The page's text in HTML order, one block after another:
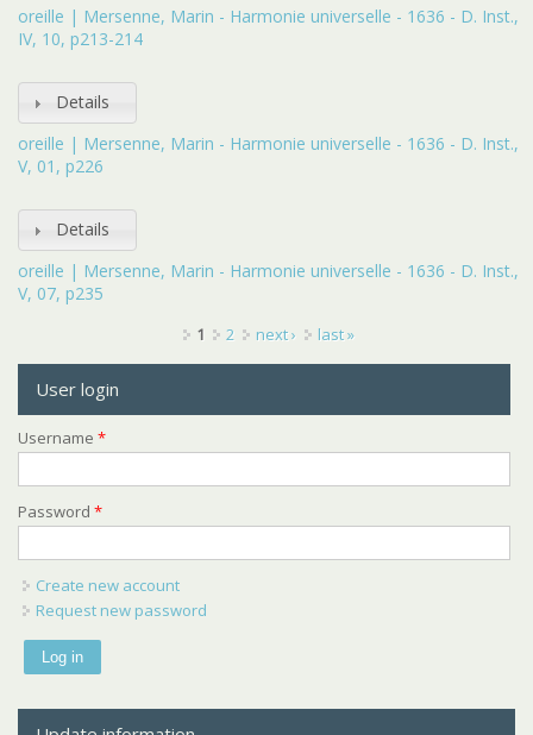
oreille | Mersenne, Marin - Harmonie universelle - 1636 - D. Inst.,
IV, 10, p213-214
Details
oreille | Mersenne, Marin - Harmonie universelle - 1636 - D. Inst.,
V, 01, p226
Details
oreille | Mersenne, Marin - Harmonie universelle - 1636 - D. Inst.,
V, 07, p235
1 2 next › last »
User login
Username *
Password *
Create new account
Request new password